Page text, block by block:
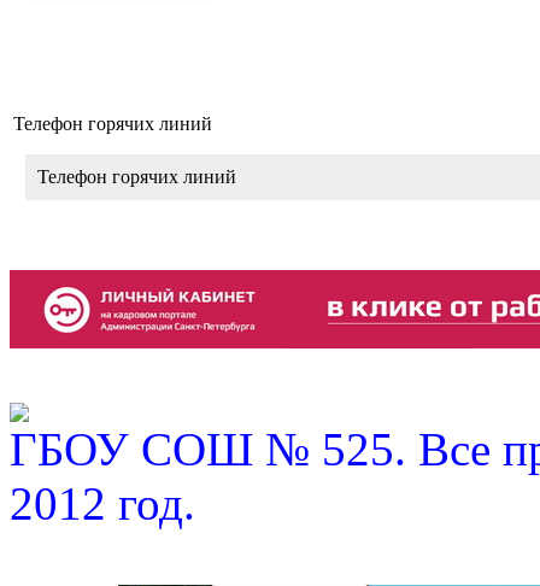
Телефон горячих линий
Телефон горячих линий
ГБОУ СОШ № 525. Все
2012 год.